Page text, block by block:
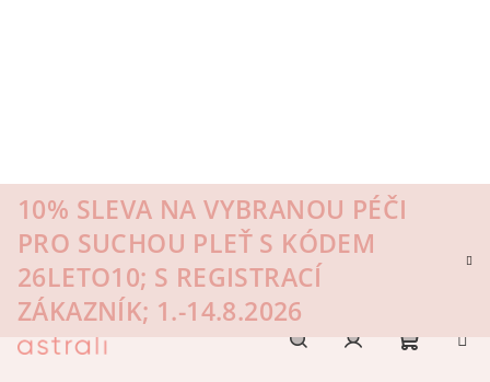
10% SLEVA NA VYBRANOU PÉČI
PRO SUCHOU PLEŤ S KÓDEM
26LETO10; S REGISTRACÍ
ZÁKAZNÍK; 1.-14.8.2026